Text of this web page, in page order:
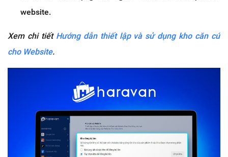
website.
Xem chi tiết Hướng dẫn thiết lập và sử dụng kho căn cứ
cho Website.